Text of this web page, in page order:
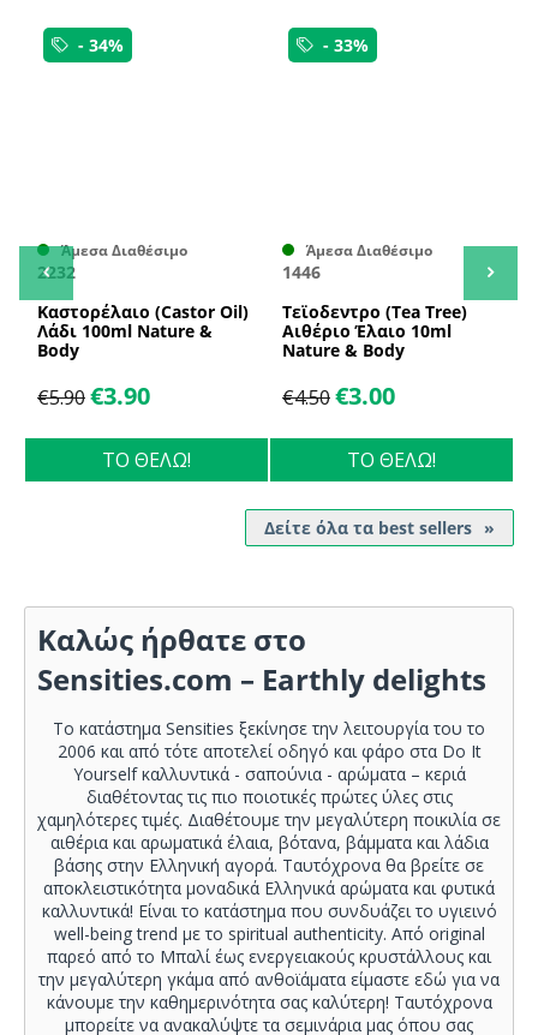
- 34%
Άμεσα Διαθέσιμο
2232
Καστορέλαιο (Castor Oil)
Λάδι 100ml Nature &
Body
€5.90€3.90
ΤΟ ΘΕΛΩ!
- 33%
Άμεσα Διαθέσιμο
1446
Τεϊοδεντρο (Tea Tree)
Αιθέριο Έλαιο 10ml
Nature & Body
€4.50€3.00
ΤΟ ΘΕΛΩ!
Δείτε όλα τα best sellers
Καλώς ήρθατε στο
Sensities.com – Earthly delights
Το κατάστημα Sensities ξεκίνησε την λειτουργία του το
2006 και από τότε αποτελεί οδηγό και φάρο στα Do It
Yourself καλλυντικά - σαπούνια - αρώματα – κεριά
διαθέτοντας τις πιο ποιοτικές πρώτες ύλες στις
χαμηλότερες τιμές. Διαθέτουμε την μεγαλύτερη ποικιλία σε
αιθέρια και αρωματικά έλαια, βότανα, βάμματα και λάδια
βάσης στην Ελληνική αγορά. Ταυτόχρονα θα βρείτε σε
αποκλειστικότητα μοναδικά Ελληνικά αρώματα και φυτικά
καλλυντικά! Είναι το κατάστημα που συνδυάζει το υγιεινό
well-being trend με το spiritual authenticity. Από original
παρεό από το Μπαλί έως ενεργειακούς κρυστάλλους και
την μεγαλύτερη γκάμα από ανθοϊάματα είμαστε εδώ για να
κάνουμε την καθημερινότητα σας καλύτερη! Ταυτόχρονα
μπορείτε να ανακαλύψτε τα σεμινάρια μας όπου σας